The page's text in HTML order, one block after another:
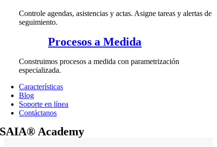
Controle agendas, asistencias y actas. Asigne tareas y alertas de
seguimiento.
Procesos a Medida
Construimos procesos a medida con parametrización
especializada.
Características
Blog
Soporte en línea
Contáctanos
SAIA® Academy